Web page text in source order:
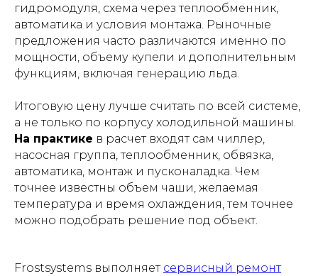
гидромодуля, схема через теплообменник,
автоматика и условия монтажа. Рыночные
предложения часто различаются именно по
мощности, объему купели и дополнительным
функциям, включая генерацию льда.
Итоговую цену лучше считать по всей системе,
а не только по корпусу холодильной машины.
На практике в расчет входят сам чиллер,
насосная группа, теплообменник, обвязка,
автоматика, монтаж и пусконаладка. Чем
точнее известны объем чаши, желаемая
температура и время охлаждения, тем точнее
можно подобрать решение под объект.
Frostsystems выполняет сервисный ремонт